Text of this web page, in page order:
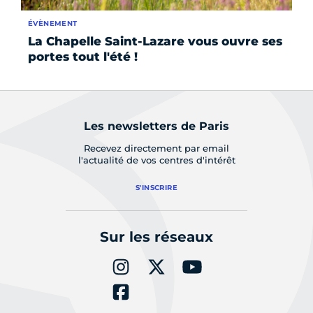
La Chapelle Saint-Lazare vous ouvre ses
portes tout l'été !
ÉVÈNEMENT
Les newsletters de Paris
Recevez directement par email
l'actualité de vos centres d'intérêt
S'INSCRIRE
Sur les réseaux